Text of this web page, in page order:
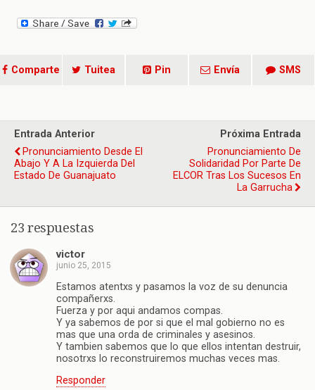
Comparte Tuitea Pin Envía SMS
Entrada Anterior
Pronunciamiento Desde El
Abajo Y A La Izquierda Del
Estado De Guanajuato
Próxima Entrada
Pronunciamiento De
Solidaridad Por Parte De
ELCOR Tras Los Sucesos En
La Garrucha
23 respuestas
victor
junio 25, 2015
Estamos atentxs y pasamos la voz de su denuncia
compañerxs.
Fuerza y por aqui andamos compas.
Y ya sabemos de por si que el mal gobierno no es
mas que una orda de criminales y asesinos.
Y tambien sabemos que lo que ellos intentan destruir,
nosotrxs lo reconstruiremos muchas veces mas.
Responder